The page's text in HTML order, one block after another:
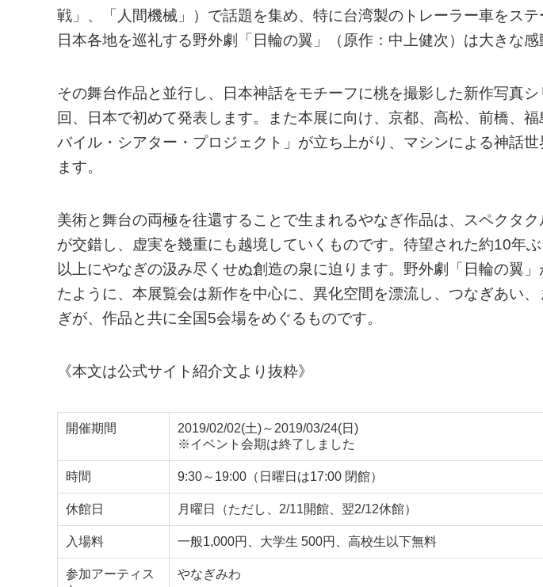
戦」、「人間機械」）で話題を集め、特に台湾製のトレーラー車をス
日本各地を巡礼する野外劇「日輪の翼」（原作：中上健次）は大きな感
その舞台作品と並行し、日本神話をモチーフに桃を撮影した新作写真
回、日本で初めて発表します。また本展に向け、京都、高松、前橋、
バイル・シアター・プロジェクト」が立ち上がり、マシンによる神話
ます。
美術と舞台の両極を往還することで生まれるやなぎ作品は、スペクタ
が交錯し、虚実を幾重にも越境していくものです。待望された約10年
以上にやなぎの汲み尽くせぬ創造の泉に迫ります。野外劇「日輪の翼
たように、本展覧会は新作を中心に、異化空間を漂流し、つなぎあい
ぎが、作品と共に全国5会場をめぐるものです。
《本文は公式サイト紹介文より抜粋》
開催期間
2019/02/02(土)～2019/03/24(日)
※イベント会期は終了しました
時間 9:30～19:00（日曜日は17:00 閉館）
休館日 月曜日（ただし、2/11開館、翌2/12休館）
入場料 一般1,000円、大学生 500円、高校生以下無料
参加アーティス
やなぎみわ